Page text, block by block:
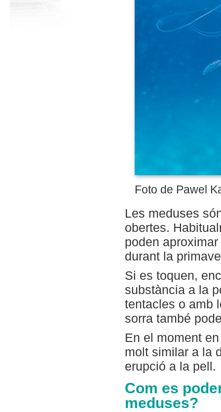
Foto de Pawel
Les meduses
obertes.
poden
durant la
Si es toquen,
substància a la
tentacles o amb
sorra també
En el moment
molt similar a la
erupció a la pell.
Com es
meduses?